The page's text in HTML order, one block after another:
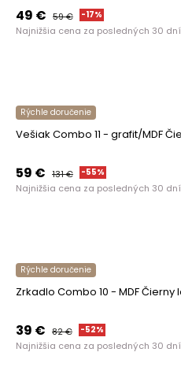
49 € 59€ -17%
Najnižšia cena za posledných 30
Rýchle doručenie
Vešiak Combo 11 - grafit/MDF
59 € 131€ -55%
Najnižšia cena za posledných 30
Rýchle doručenie
Zrkadlo Combo 10 - MDF
39 € 82€ -52%
Najnižšia cena za posledných 30